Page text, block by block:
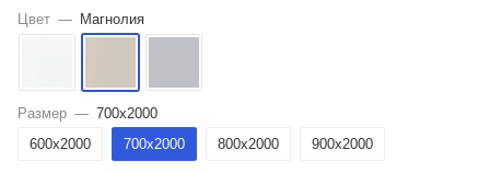
Цвет — Магнолия
Размер — 700x2000
600x2000
700x2000 800x2000 900x2000